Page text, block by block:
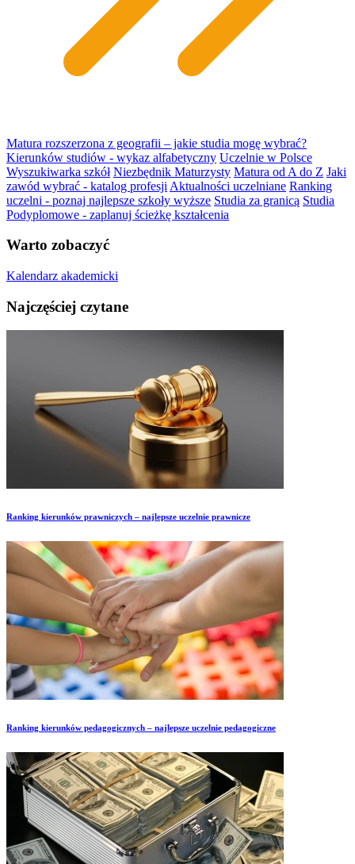
Matura rozszerzona z geografii – jakie studia mogę wybrać?
Kierunków studiów - wykaz alfabetyczny Uczelnie w Polsce
Wyszukiwarka szkół Niezbędnik Maturzysty Matura od A do Z Jaki
zawód wybrać - katalog profesji Aktualności uczelniane Ranking
uczelni - poznaj najlepsze szkoły wyższe Studia za granicą Studia
Podyplomowe - zaplanuj ścieżkę kształcenia
Warto zobaczyć
Kalendarz akademicki
Najczęściej czytane
Ranking kierunków prawniczych – najlepsze uczelnie prawnicze
Ranking kierunków pedagogicznych – najlepsze uczelnie pedagogiczne